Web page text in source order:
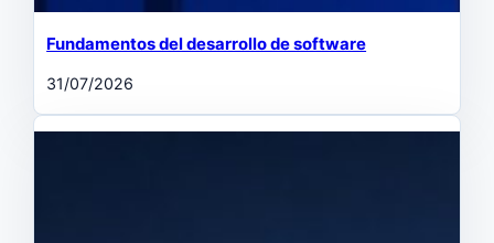
Fundamentos del desarrollo de software
31/07/2026